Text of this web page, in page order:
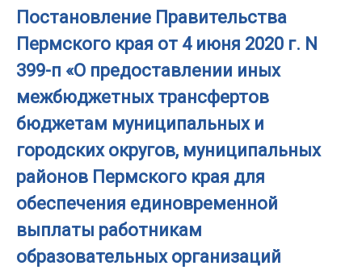
Постановление Правительства
Пермского края от 4 июня 2020 г. N
399-п «О предоставлении иных
межбюджетных трансфертов
бюджетам муниципальных и
городских округов, муниципальных
районов Пермского края для
обеспечения единовременной
выплаты работникам
образовательных организаций